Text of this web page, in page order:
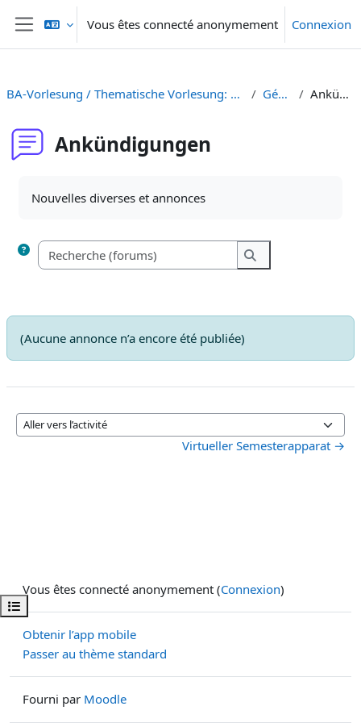
Passer au contenu principal
Panneau latéral
Vous êtes connecté anonymement Connexion
Ouvrir l’index du cours
BA-Vorlesung / Thematische Vorlesung: Kunst, Kultur und Kalter Krieg [HS 22] Généralités Ankündigungen
Ankündigungen
Nouvelles diverses et annonces
Recherche (forums)
Recherche (forums)
(Aucune annonce n’a encore été publiée)
Aller vers l’activité
Virtueller Semesterapparat →
Vous êtes connecté anonymement (Connexion)
Obtenir l’app mobile
Passer au thème standard
Fourni par Moodle